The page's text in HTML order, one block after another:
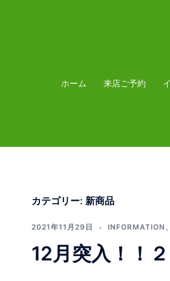
プ
ホーム 来店ご予約
カテゴリー: 新商品
2021年11月29日 INFORMATION 、
12月突入！！